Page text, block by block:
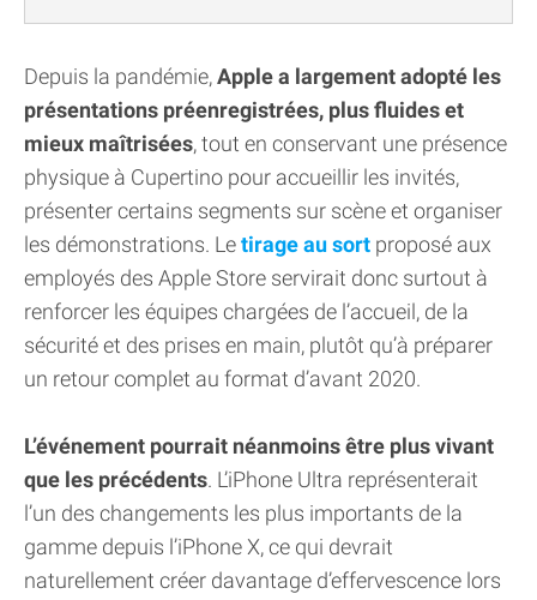
Depuis la pandémie,Apple a largement adopté les
présentations préenregistrées, plus fluides et
mieux maîtrisées, tout en conservant une présence
physique à Cupertino pour accueillir les invités,
présenter certains segments sur scène et organiser
les démonstrations. Letirage au sort proposé aux
employés des Apple Store servirait donc surtout à
renforcer les équipes chargées de l’accueil, de la
sécurité et des prises en main, plutôt qu’à préparer
un retour complet au format d’avant 2020.
L’événement pourrait néanmoins être plus vivant
que les précédents. L’iPhone Ultra représenterait
l’un des changements les plus importants de la
gamme depuis l’iPhone X, ce qui devrait
naturellement créer davantage d’effervescence lors